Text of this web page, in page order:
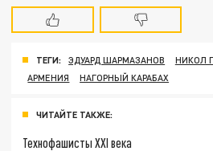
ТЕГИ: ЭДУАРД ШАРМАЗАНОВ НИКОЛ
АРМЕНИЯ
НАГОРНЫЙ КАРАБАХ
ЧИТАЙТЕ ТАКЖЕ:
Технофашисты XXI века